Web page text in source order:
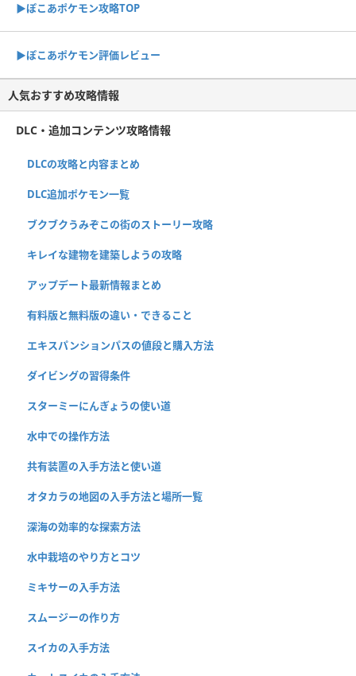
▶︎ぽこあポケモン攻略TOP
▶︎ぽこあポケモン評価レビュー
人気おすすめ攻略情報
DLC・追加コンテンツ攻略情報
DLCの攻略と内容まとめ
DLC追加ポケモン一覧
ブクブクうみぞこの街のストーリー攻略
キレイな建物を建築しようの攻略
アップデート最新情報まとめ
有料版と無料版の違い・できること
エキスパンションパスの値段と購入方法
ダイビングの習得条件
スターミーにんぎょうの使い道
水中での操作方法
共有装置の入手方法と使い道
オタカラの地図の入手方法と場所一覧
深海の効率的な探索方法
水中栽培のやり方とコツ
ミキサーの入手方法
スムージーの作り方
スイカの入手方法